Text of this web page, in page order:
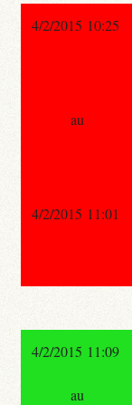
4/2/2015 10:25
au
4/2/2015 11:01
4/2/2015 11:09
au